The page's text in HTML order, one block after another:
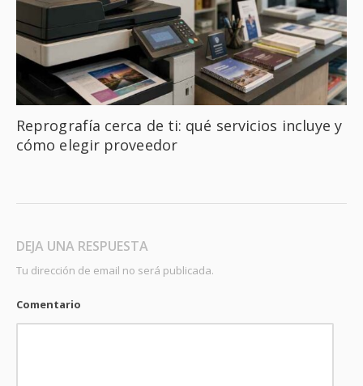
Reprografía cerca de ti: qué servicios incluye y
cómo elegir proveedor
DEJA UNA RESPUESTA
Tu dirección de email no será publicada.
Comentario